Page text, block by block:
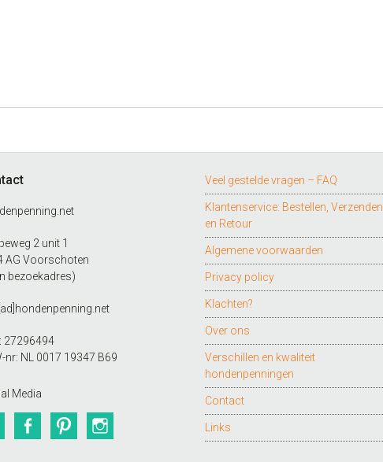
2 unit 1
AG Voorschoten
bezoekadres)
27296494
nr: NL 0017 19347 B69
Media
TwitterFacebookPinterest
Veel gestelde vragen – FAQ
Klantenservice: Bestellen, Verzenden
en Retour
Algemene voorwaarden
Privacy policy
Klachten?
Over ons
Verschillen en kwaliteit
hondenpenningen
Contact
Links